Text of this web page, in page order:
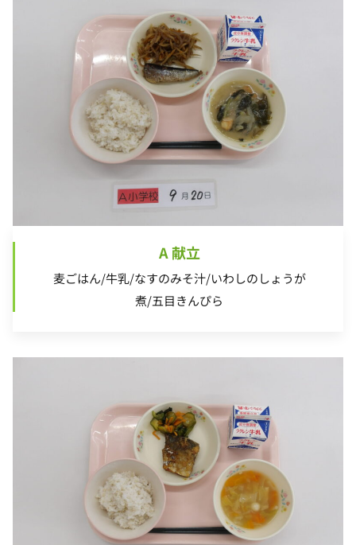
A 献立
麦ごはん/牛乳/なすのみそ汁/いわしのしょうが
煮/五目きんぴら